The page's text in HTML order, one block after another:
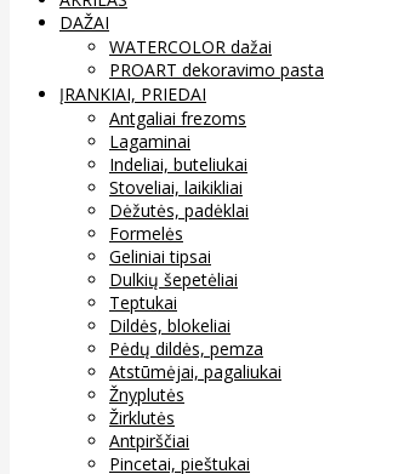
DAŽAI
WATERCOLOR dažai
PROART dekoravimo pasta
ĮRANKIAI, PRIEDAI
Antgaliai frezoms
Lagaminai
Indeliai, buteliukai
Stoveliai, laikikliai
Dėžutės, padėklai
Formelės
Geliniai tipsai
Dulkių šepetėliai
Teptukai
Dildės, blokeliai
Pėdų dildės, pemza
Atstūmėjai, pagaliukai
Žnyplutės
Žirklutės
Antpirščiai
Pincetai, pieštukai